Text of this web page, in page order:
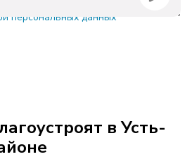
персональных данных
в Усть-